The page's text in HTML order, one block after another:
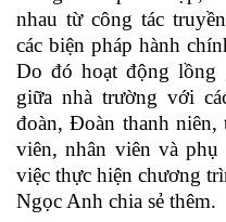
nhau từ công tác
các biện pháp hành
Do đó hoạt động lồng
giữa nhà trường với
đoàn, Đoàn thanh niên,
viên, nhân viên và
việc thực hiện chương
Ngọc Anh chia sẻ thêm.